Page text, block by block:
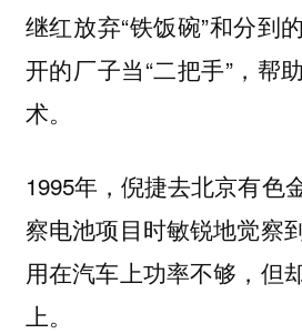
继红放弃“铁饭碗”和分到
开的厂子当“二把手”，帮
术。
1995年，倪捷去北京有色
察电池项目时敏锐地觉察
用在汽车上功率不够，但
上。